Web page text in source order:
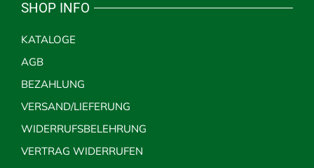
SHOP INFO
KATALOGE
AGB
BEZAHLUNG
VERSAND/LIEFERUNG
WIDERRUFSBELEHRUNG
VERTRAG WIDERRUFEN